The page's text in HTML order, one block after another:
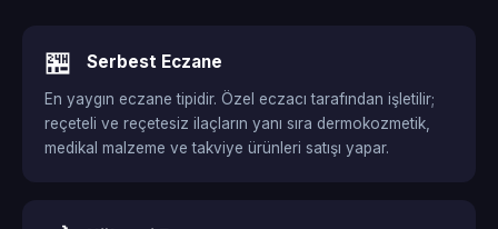
🏪 Serbest Eczane
En yaygın eczane tipidir. Özel eczacı tarafından işletilir;
reçeteli ve reçetesiz ilaçların yanı sıra dermokozmetik,
medikal malzeme ve takviye ürünleri satışı yapar.